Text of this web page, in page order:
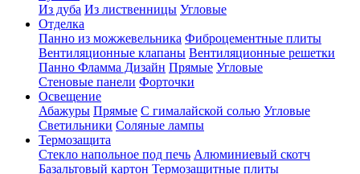
Из дуба Из лиственницы Угловые
Отделка
Панно из можжевельника Фиброцементные плиты
Вентиляционные клапаны Вентиляционные решетки
Панно Фламма Дизайн Прямые Угловые
Стеновые панели Форточки
Освещение
Абажуры Прямые С гималайской солью Угловые
Светильники Соляные лампы
Термозащита
Стекло напольное под печь Алюминиевый скотч
Базальтовый картон Термозащитные плиты